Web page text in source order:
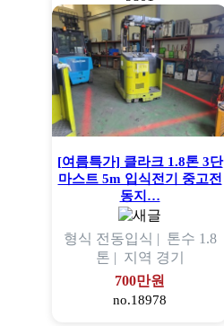
[여름특가] 클라크 1.8톤 3단
마스트 5m 입식전기 중고전
동지…
형식 전동입식 | 톤수 1.8
톤 | 지역 경기
700만원
no.18978